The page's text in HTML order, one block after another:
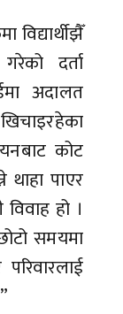
विद्यार्थीझैँ
दर्ता
अदालत
कोट
थाहा पाएर
हो ।
समयमा